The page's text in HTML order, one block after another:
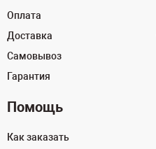
Оплата
Доставка
Самовывоз
Гарантия
Помощь
Как заказать